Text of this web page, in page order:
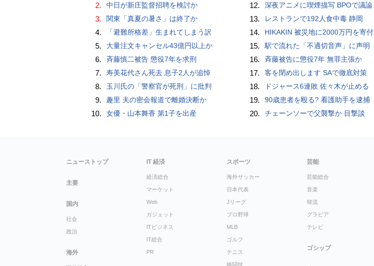
2. 中日が新庄監督招聘を検討か
3. 関東「真夏の暑さ」は終了か
4. 「避難所格差」生まれてしまう訳
5. 大量注文キャンセル43億円以上か
6. 斉藤慎二被告 懲役7年を求刑
7. 寿美花代さん死去 息子2人が追悼
8. 玉川氏の「警察官が死刑」に批判
9. 趣里 夫の密会報道で離婚決断か
10. 女優・山本舞香 第1子を出産
12. 深夜アニメに喫煙描写 BPOで議論
13. レストランで192人食中毒 静岡
14. HIKAKIN 被災地に2000万円を寄付
15. 駅で流れた「不適切音声」に声明
16. 斉藤被告に懲役7年 無罪主張か
17. 客を閉め出します SAで徹底対策
18. ドジャース6連敗 佐々木が止める
19. 90歳患者を殴る? 看護助手を逮捕
20. チェーンソーで父襲撃か 目撃談
ニューストップ
主要
国内
社会
政治
海外
IT 経済
経済総合
マーケット
Web
ガジェット
ITビジネス
IT総合
PR
スポーツ
海外サッカー
日本代表
Jリーグ
プロ野球
MLB
ゴルフ
テニス
格闘技
芸能
芸能総合
音楽
韓流
グラビア
テレビ
ゴシップ